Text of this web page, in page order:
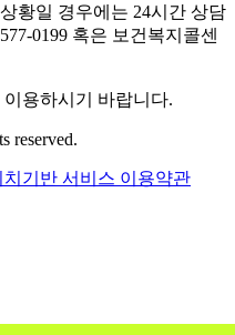
황일 경우에는 24시간 상담
0199 혹은 보건복지콜센
용하시기 바랍니다.
reserved.
치기반 서비스 이용약관